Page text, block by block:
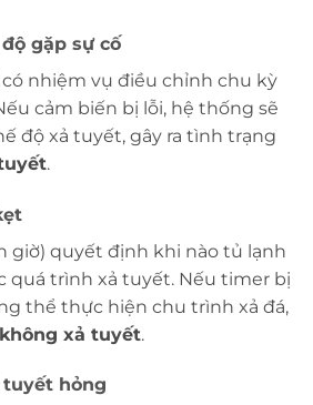
gặp sự cố
nhiệm vụ điều chỉnh chu kỳ
cảm biến bị lỗi, hệ thống sẽ
độ xả tuyết, gây ra tình trạng
.
giờ) quyết định khi nào tủ lạnh
quá trình xả tuyết. Nếu timer bị
thể thực hiện chu trình xả đá,
xả tuyết.
tuyết hỏng